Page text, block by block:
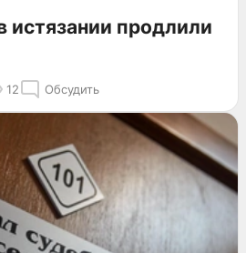
истязании продлили
12 Обсудить